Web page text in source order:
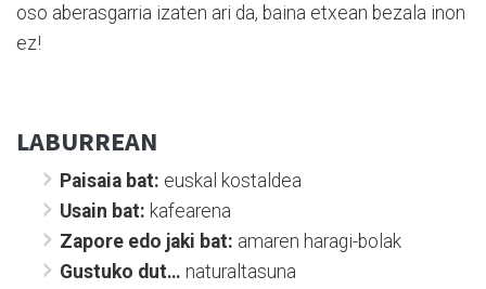
oso aberasgarria izaten ari da, baina etxean bezala inon
ez!
LABURREAN
Paisaia bat: euskal kostaldea
Usain bat: kafearena
Zapore edo jaki bat: amaren haragi-bolak
Gustuko dut… naturaltasuna